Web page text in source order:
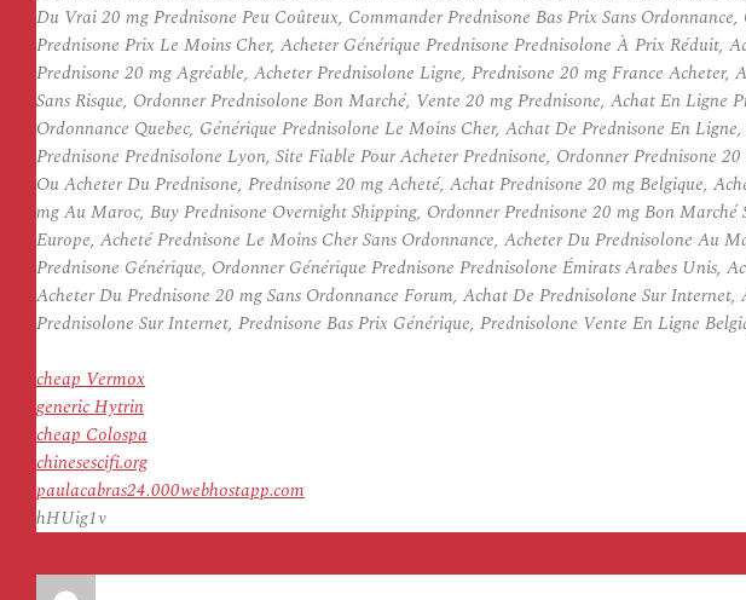
Du Vrai 20 mg Prednisone Peu Coûteux, Commander Prednisone Bas Prix Sans
Prednisone Prix Le Moins Cher, Acheter Générique Prednisone Prednisolone À Prix
Prednisone 20 mg Agréable, Acheter Prednisolone Ligne, Prednisone 20 mg France
Sans Risque, Ordonner Prednisolone Bon Marché, Vente 20 mg Prednisone, Achat En
Ordonnance Quebec, Générique Prednisolone Le Moins Cher, Achat De Prednisone En
Prednisone Prednisolone Lyon, Site Fiable Pour Acheter Prednisone, Ordonner Prednisone
Ou Acheter Du Prednisone, Prednisone 20 mg Acheté, Achat Prednisone 20 mg Belgique,
mg Au Maroc, Buy Prednisone Overnight Shipping, Ordonner Prednisone 20 mg Bon
Europe, Acheté Prednisone Le Moins Cher Sans Ordonnance, Acheter Du Prednisolone Au
Prednisone Générique, Ordonner Générique Prednisone Prednisolone Émirats Arabes Unis,
Acheter Du Prednisone 20 mg Sans Ordonnance Forum, Achat De Prednisolone Sur
Prednisolone Sur Internet, Prednisone Bas Prix Générique, Prednisolone Vente En Ligne
cheap Vermox
generic Hytrin
cheap Colospa
chinesescifi.org
paulacabras24.000webhostapp.com
hHUig1v